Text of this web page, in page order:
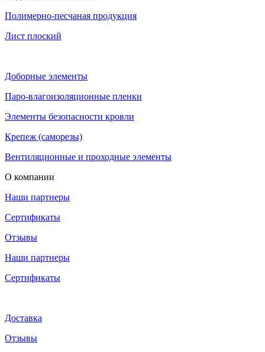
Полимерно-песчаная продукция
Лист плоский
Доборные элементы
Паро-влагоизоляционные пленки
Элементы безопасности кровли
Крепеж (саморезы)
Вентиляционные и проходные элементы
О компании
Наши партнеры
Сертификаты
Отзывы
Наши партнеры
Сертификаты
Доставка
Отзывы